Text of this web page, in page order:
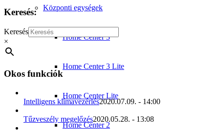
Központi egységek
Home Center 3
Home Center 3 Lite
Home Center Lite
Home Center 2
Keresés:
Keresés
×
Okos funkciók
Intelligens klímavezérlés2020.07.09. - 14:00
Tűzveszély megelőzés2020.05.28. - 13:08